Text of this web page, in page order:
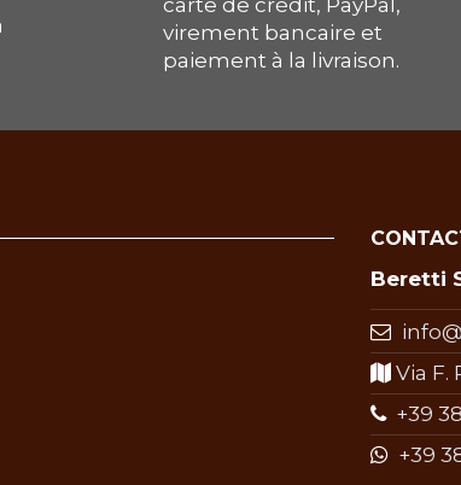
carte de crédit, PayPal,
virement bancaire et
paiement à la livraison.
Beretti
Via F.
+39
+39